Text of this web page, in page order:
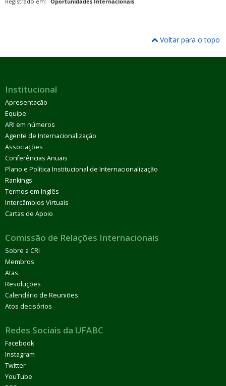
Voltar para o topo
Institucional
Apresentação
Equipe
ARI em números
Agente de Internacionalização
Associações
Conferências Anuais
Plano e Política Institucional de Internacionalização
Rankings
Termos em Inglês
Intercâmbios Virtuais
Cartas de Apoio
Comissão de Relações Internacionais
Sobre a CRI
Membros
Atas
Resoluções
Calendário de Reuniões
Atos decisórios
Redes Sociais da UFABC
Facebook
Instagram
Twitter
YouTube